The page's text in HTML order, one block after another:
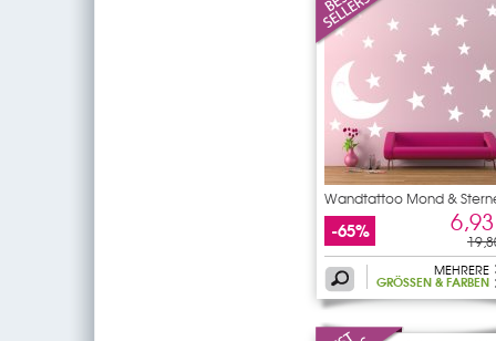
Wandtattoo Mond &
Set
-65%
MEHRERE
GRÖSSEN & FARBEN